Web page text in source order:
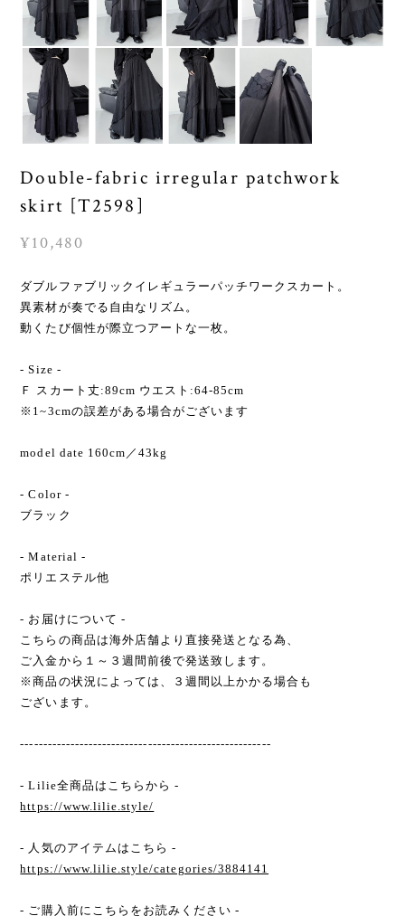
Double-fabric irregular patchwork
skirt [T2598]
¥10,480
ダブルファブリックイレギュラーパッチワークスカート。
異素材が奏でる自由なリズム。
動くたび個性が際立つアートな一枚。
- Size -
Ｆ スカート丈:89cm ウエスト:64-85cm
※1~3cmの誤差がある場合がございます
model date 160cm／43kg
- Color -
ブラック
- Material -
ポリエステル他
- お届けについて -
こちらの商品は海外店舗より直接発送となる為、
ご入金から１～３週間前後で発送致します。
※商品の状況によっては、３週間以上かかる場合も
ございます。
-------------------------------------------------------
- Lilie全商品はこちらから -
https://www.lilie.style/
- 人気のアイテムはこちら -
https://www.lilie.style/categories/3884141
- ご購入前にこちらをお読みください -